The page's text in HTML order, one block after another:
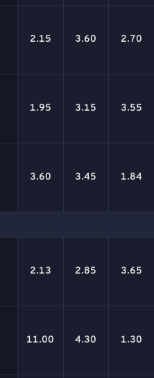
2.15 3.60 2.70
1.95 3.15 3.55
3.60 3.45 1.84
2.13 2.85 3.65
11.00 4.30 1.30